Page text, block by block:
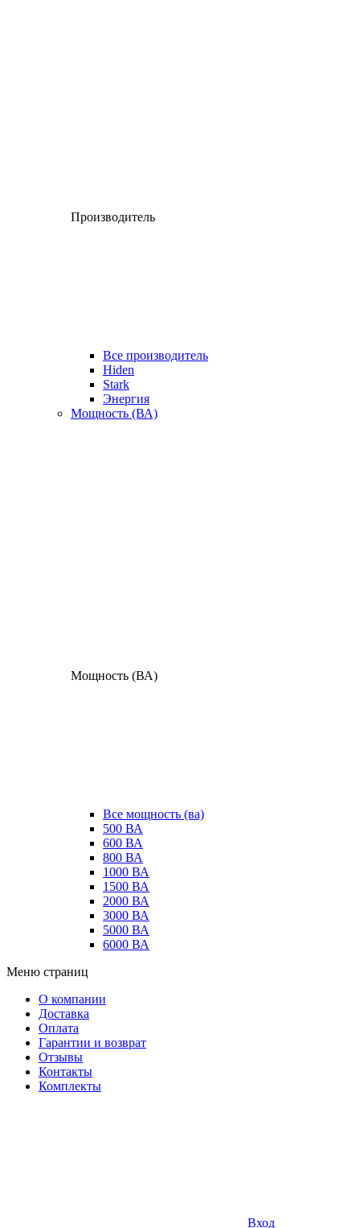
Производитель
Все производитель
Hiden
Stark
Энергия
Мощность (ВА)
Мощность (ВА)
Все мощность (ва)
500 ВА
600 ВА
800 ВА
1000 ВА
1500 ВА
2000 ВА
3000 ВА
5000 ВА
6000 ВА
Меню страниц
О компании
Доставка
Оплата
Гарантии и возврат
Отзывы
Контакты
Комплекты
Вход